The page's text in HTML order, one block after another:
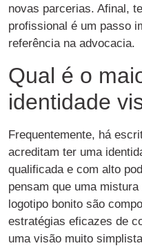
novas parcerias. Afinal,
profissional é um passo
referência na advocacia.
Qual é o
identidade
Frequentemente, há
acreditam ter uma
qualificada e com alto
pensam que uma
logotipo bonito são
estratégias eficazes de
uma visão muito